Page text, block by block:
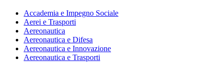
Accademia e Impegno Sociale
Aerei e Trasporti
Aereonautica
Aereonautica e Difesa
Aereonautica e Innovazione
Aereonautica e Trasporti